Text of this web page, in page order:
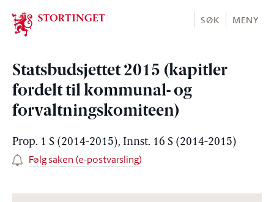
Stortinget.no
SØK MENY
Statsbudsjettet 2015 (kapitler
fordelt til kommunal- og
forvaltningskomiteen)
Prop. 1 S (2014-2015), Innst. 16 S (2014-2015)
Følg saken (e-postvarsling)